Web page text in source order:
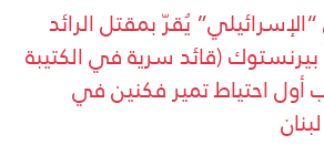
يُقرّ بمقتل الرائد
بيرنستوك (قائد سرية في الكتيبة
أول احتياط تمير فكنين في